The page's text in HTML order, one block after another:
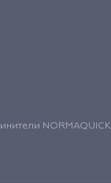
NORMAQUICK